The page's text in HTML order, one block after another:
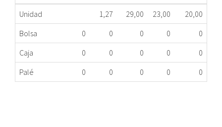
Unidad
1,27 29,00 23,00
20,00
Bolsa
0 0 0 0
0
Caja
0 0 0 0
0
Palé
0 0 0 0 0